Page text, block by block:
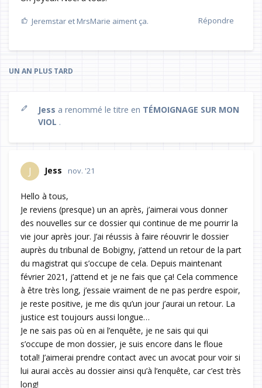
Répondre
Jeremstar et MrsMarie aiment ça.
UN AN PLUS TARD
Jess a renommé le titre en TÉMOIGNAGE SUR MON
VIOL .
J Jess nov. '21
Hello à tous,
Je reviens (presque) un an après, j’aimerai vous donner
des nouvelles sur ce dossier qui continue de me pourrir la
vie jour après jour. J’ai réussis à faire réouvrir le dossier
auprès du tribunal de Bobigny, j’attend un retour de la part
du magistrat qui s’occupe de cela. Depuis maintenant
février 2021, j’attend et je ne fais que ça! Cela commence
à être très long, j’essaie vraiment de ne pas perdre espoir,
je reste positive, je me dis qu’un jour j’aurai un retour. La
justice est toujours aussi longue…
Je ne sais pas où en ai l’enquête, je ne sais qui qui
s’occupe de mon dossier, je suis encore dans le floue
total! J’aimerai prendre contact avec un avocat pour voir si
lui aurai accès au dossier ainsi qu’à l’enquête, car c’est très
long!